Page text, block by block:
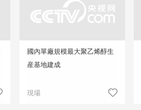
國內單廠規模最大聚乙烯醇生
産基地建成
現場